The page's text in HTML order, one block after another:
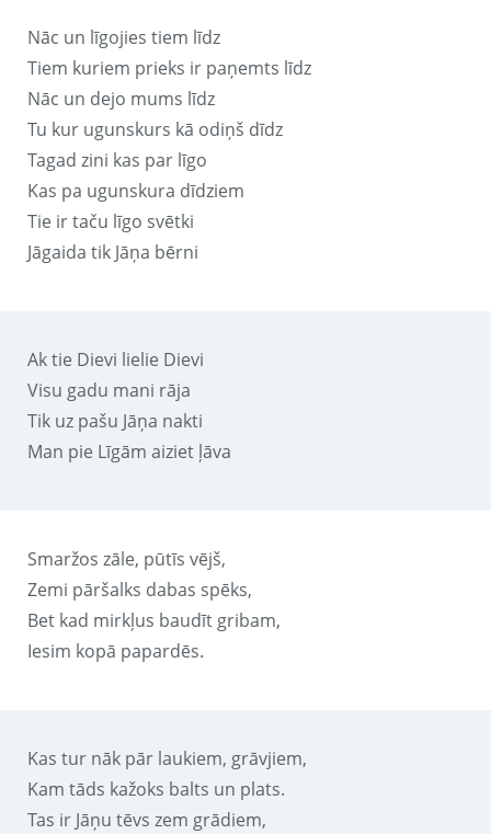
Nāc un līgojies tiem līdz
Tiem kuriem prieks ir paņemts līdz
Nāc un dejo mums līdz
Tu kur ugunskurs kā odiņš dīdz
Tagad zini kas par līgo
Kas pa ugunskura dīdziem
Tie ir taču līgo svētki
Jāgaida tik Jāņa bērni
Ak tie Dievi lielie Dievi
Visu gadu mani rāja
Tik uz pašu Jāņa nakti
Man pie Līgām aiziet ļāva
Smaržos zāle, pūtīs vējš,
Zemi pāršalks dabas spēks,
Bet kad mirkļus baudīt gribam,
Iesim kopā papardēs.
Kas tur nāk pār laukiem, grāvjiem,
Kam tāds kažoks balts un plats.
Tas ir Jāņu tēvs zem grādiem,